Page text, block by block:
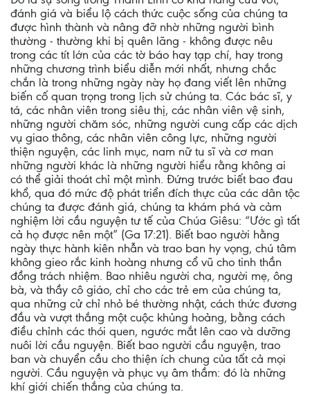
đánh giá và biểu lộ cách thức cuộc sống của chúng ta
được hình thành và nâng đỡ nhờ những người bình
thường - thường khi bị quên lãng - không được nêu
trong các tít lớn của các tờ báo hay tạp chí, hay trong
những chương trình biểu diễn mới nhất, nhưng chắc
chắn là trong những ngày này họ đang viết lên những
biến cố quan trọng trong lịch sử chúng ta. Các bác sĩ, y
tá, các nhân viên trong siêu thị, các nhân viên vệ sinh,
những người chăm sóc, những người cung cấp các dịch
vụ giao thông, các nhân viên công lực, những người
thiện nguyện, các linh mục, nam nữ tu sĩ và cơ man
những người khác là những người hiểu rằng không ai
có thể giải thoát chỉ một mình. Đứng trước biết bao đau
khổ, qua đó mức độ phát triển đích thực của các dân tộc
chúng ta được đánh giá, chúng ta khám phá và cảm
nghiệm lời cầu nguyện tư tế của Chúa Giêsu: “Ước gì tất
cả họ được nên một” (Ga 17:21). Biết bao người hằng
ngày thực hành kiên nhẫn và trao ban hy vọng, chú tâm
không gieo rắc kinh hoàng nhưng cổ vũ cho tinh thần
đồng trách nhiệm. Bao nhiêu người cha, người mẹ, ông
bà, và thầy cô giáo, chỉ cho các trẻ em của chúng ta,
qua những cử chỉ nhỏ bé thường nhật, cách thức đương
đầu và vượt thắng một cuộc khủng hoảng, bằng cách
điều chỉnh các thói quen, ngước mắt lên cao và dưỡng
nuôi lời cầu nguyện. Biết bao người cầu nguyện, trao
ban và chuyển cầu cho thiện ích chung của tất cả mọi
người. Cầu nguyện và phục vụ âm thầm: đó là những
khí giới chiến thắng của chúng ta.